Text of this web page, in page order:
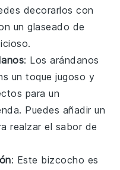
decorarlos con
un glaseado de
: Losarándanos
un toque jugoso y
para un
Puedes añadir un
realzar el sabor de
: Este bizcocho es